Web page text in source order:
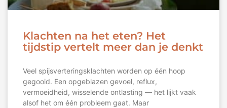
Klachten na het eten? Het
tijdstip vertelt meer dan je denkt
Veel spijsverteringsklachten worden op één hoop
gegooid. Een opgeblazen gevoel, reflux,
vermoeidheid, wisselende ontlasting — het lijkt vaak
alsof het om één probleem gaat. Maar